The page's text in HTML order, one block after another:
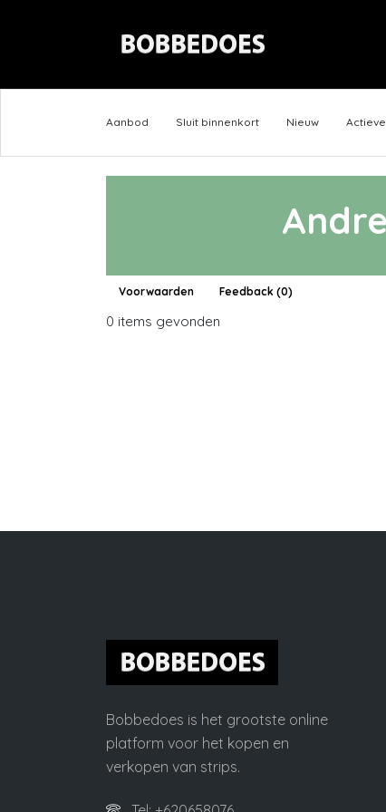
Aanbod Sluit binnenkort Nieuw
Voorwaarden Feedback (0)
0 items gevonden
Bobbedoes is het grootste online
platform voor het kopen en
verkopen van strips.